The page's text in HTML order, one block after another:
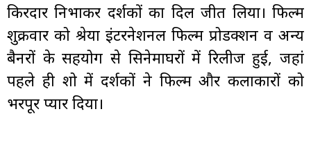
किरदार निभाकर दर्शकों का दिल जीत लिया। फिल्म
शुक्रवार को श्रेया इंटरनेशनल फिल्म प्रोडक्शन व अन्य
बैनरों के सहयोग से सिनेमाघरों में रिलीज हुई, जहां
पहले ही शो में दर्शकों ने फिल्म और कलाकारों को
भरपूर प्यार दिया।